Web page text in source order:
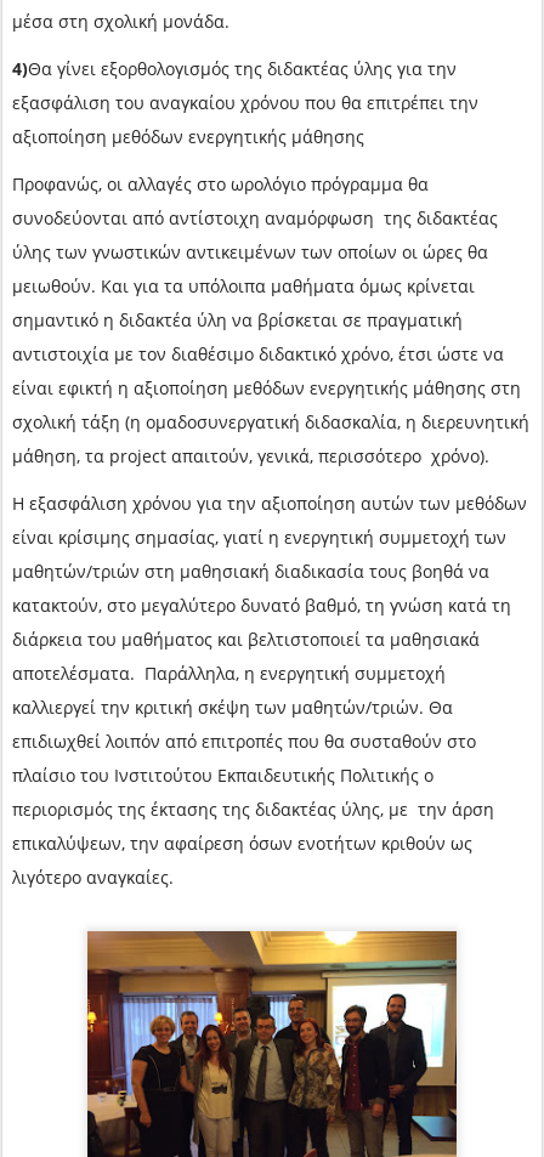
μέσα στη σχολική μονάδα.
4)Θα γίνει εξορθολογισμός της διδακτέας ύλης για την
εξασφάλιση του αναγκαίου χρόνου που θα επιτρέπει την
αξιοποίηση μεθόδων ενεργητικής μάθησης
Προφανώς, οι αλλαγές στο ωρολόγιο πρόγραμμα θα
συνοδεύονται από αντίστοιχη αναμόρφωση της διδακτέας
ύλης των γνωστικών αντικειμένων των οποίων οι ώρες θα
μειωθούν. Και για τα υπόλοιπα μαθήματα όμως κρίνεται
σημαντικό η διδακτέα ύλη να βρίσκεται σε πραγματική
αντιστοιχία με τον διαθέσιμο διδακτικό χρόνο, έτσι ώστε να
είναι εφικτή η αξιοποίηση μεθόδων ενεργητικής μάθησης στη
σχολική τάξη (η ομαδοσυνεργατική διδασκαλία, η διερευνητική
μάθηση, τα project απαιτούν, γενικά, περισσότερο χρόνο).
Η εξασφάλιση χρόνου για την αξιοποίηση αυτών των μεθόδων
είναι κρίσιμης σημασίας, γιατί η ενεργητική συμμετοχή των
μαθητών/τριών στη μαθησιακή διαδικασία τους βοηθά να
κατακτούν, στο μεγαλύτερο δυνατό βαθμό, τη γνώση κατά τη
διάρκεια του μαθήματος και βελτιστοποιεί τα μαθησιακά
αποτελέσματα. Παράλληλα, η ενεργητική συμμετοχή
καλλιεργεί την κριτική σκέψη των μαθητών/τριών. Θα
επιδιωχθεί λοιπόν από επιτροπές που θα συσταθούν στο
πλαίσιο του Ινστιτούτου Εκπαιδευτικής Πολιτικής ο
περιορισμός της έκτασης της διδακτέας ύλης, με την άρση
επικαλύψεων, την αφαίρεση όσων ενοτήτων κριθούν ως
λιγότερο αναγκαίες.